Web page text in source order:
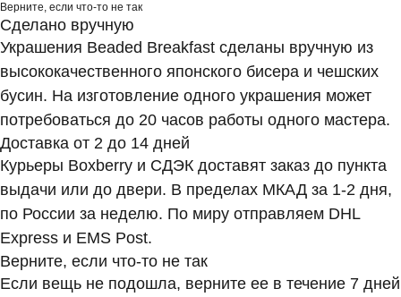
Верните, если что-то не так
Сделано вручную
Украшения Beaded Breakfast сделаны вручную из
высококачественного японского бисера и чешских
бусин. На изготовление одного украшения может
потребоваться до 20 часов работы одного мастера.
Доставка от 2 до 14 дней
Курьеры Boxberry и СДЭК доставят заказ до пункта
выдачи или до двери. В пределах МКАД за 1-2 дня,
по России за неделю. По миру отправляем DHL
Express и EMS Post.
Верните, если что-то не так
Если вещь не подошла, верните ее в течение 7 дней
BEADED
BREAKFAST